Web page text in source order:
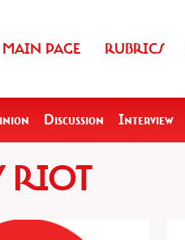
MAIN PAGE RUBRICS
Discussion Interview
RIOT